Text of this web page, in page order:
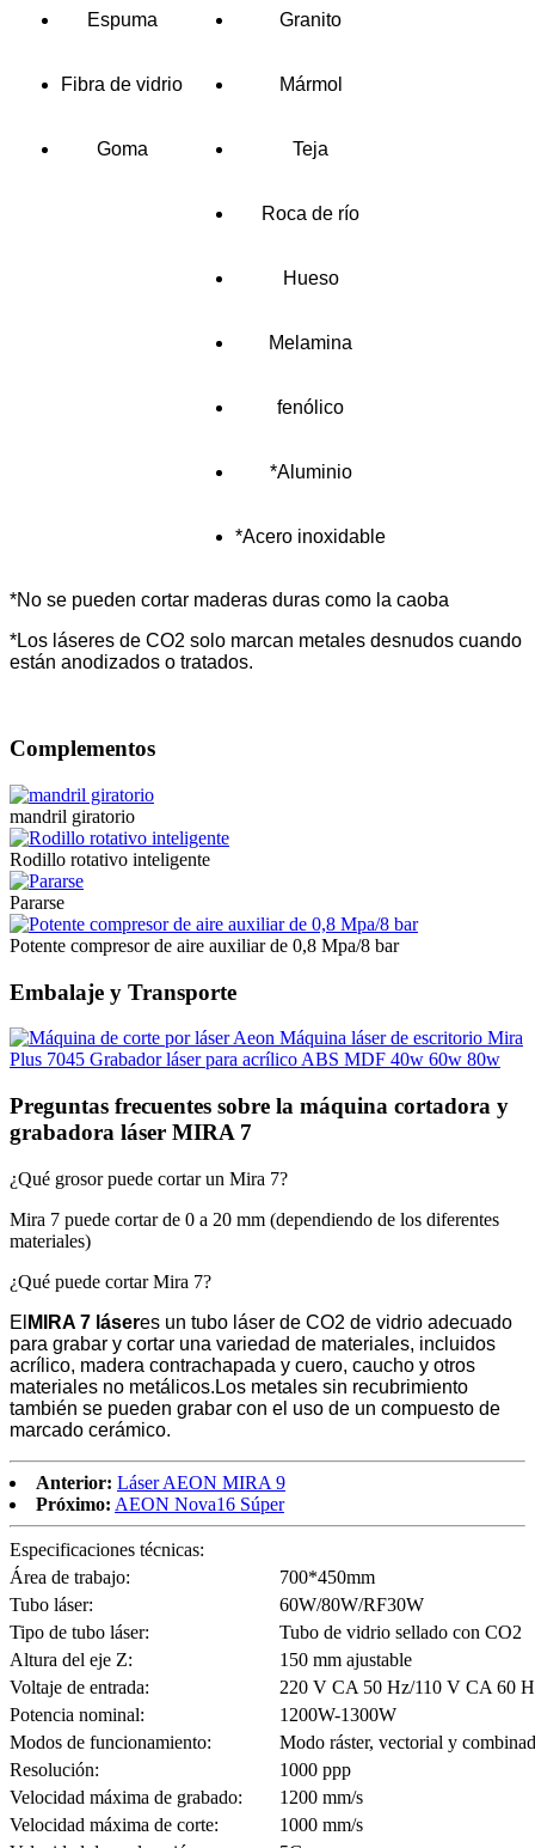
Espuma Granito
Fibra de vidrio Mármol
Goma Teja
Roca de río
Hueso
Melamina
fenólico
*Aluminio
*Acero inoxidable
*No se pueden cortar maderas duras como la caoba
*Los láseres de CO2 solo marcan metales desnudos cuando
están anodizados o tratados.
Complementos
mandril giratorio
Rodillo rotativo inteligente
Pararse
Potente compresor de aire auxiliar de 0,8 Mpa/8 bar
Embalaje y Transporte
Preguntas frecuentes sobre la máquina cortadora y
grabadora láser MIRA 7
¿Qué grosor puede cortar un Mira 7?
Mira 7 puede cortar de 0 a 20 mm (dependiendo de los diferentes
materiales)
¿Qué puede cortar Mira 7?
El MIRA 7 láseres un tubo láser de CO2 de vidrio adecuado
para grabar y cortar una variedad de materiales, incluidos
acrílico, madera contrachapada y cuero, caucho y otros
materiales no metálicos.Los metales sin recubrimiento
también se pueden grabar con el uso de un compuesto de
marcado cerámico.
Anterior: Láser AEON MIRA 9
Próximo: AEON Nova16 Súper
Especificaciones técnicas:
Área de trabajo:
700*450mm
Tubo láser:
60W/80W/RF30W
Tipo de tubo láser:
Tubo de vidrio sellado con CO2
Altura del eje Z:
150 mm ajustable
Voltaje de entrada:
220 V CA 50 Hz/110 V CA 60
Potencia nominal:
1200W-1300W
Modos de funcionamiento:
Modo ráster, vectorial y
Resolución:
1000 ppp
Velocidad máxima de grabado:
1200 mm/s
Velocidad máxima de corte:
1000 mm/s